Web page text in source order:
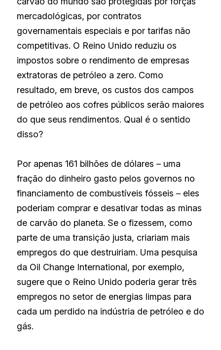
mercadológicas, por contratos
governamentais especiais e por tarifas não
competitivas. O Reino Unido reduziu os
impostos sobre o rendimento de empresas
extratoras de petróleo a zero. Como
resultado, em breve, os custos dos campos
de petróleo aos cofres públicos serão maiores
do que seus rendimentos. Qual é o sentido
disso?
Por apenas 161 bilhões de dólares – uma
fração do dinheiro gasto pelos governos no
financiamento de combustíveis fósseis – eles
poderiam comprar e desativar todas as minas
de carvão do planeta. Se o fizessem, como
parte de uma transição justa, criariam mais
empregos do que destruiriam. Uma pesquisa
da Oil Change International, por exemplo,
sugere que o Reino Unido poderia gerar três
empregos no setor de energias limpas para
cada um perdido na indústria de petróleo e do
gás.